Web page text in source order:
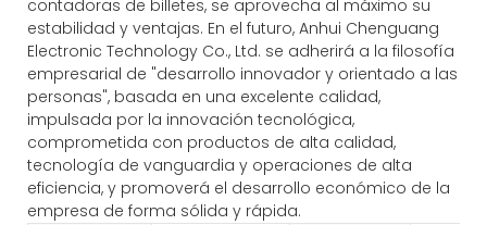
contadoras de billetes, se aprovecha al máximo su
estabilidad y ventajas. En el futuro, Anhui Chenguang
Electronic Technology Co., Ltd. se adherirá a la filosofía
empresarial de "desarrollo innovador y orientado a las
personas", basada en una excelente calidad,
impulsada por la innovación tecnológica,
comprometida con productos de alta calidad,
tecnología de vanguardia y operaciones de alta
eficiencia, y promoverá el desarrollo económico de la
empresa de forma sólida y rápida.